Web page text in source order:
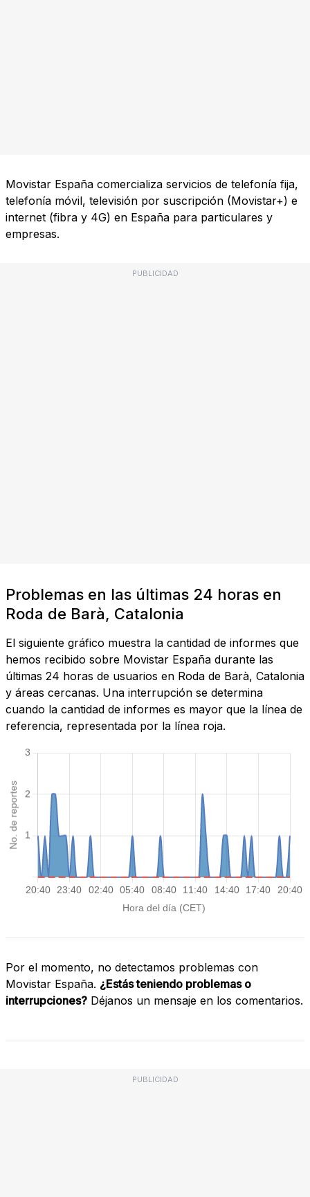
Movistar España comercializa servicios de telefonía fija,
telefonía móvil, televisión por suscripción (Movistar+) e
internet (fibra y 4G) en España para particulares y
empresas.
PUBLICIDAD
Problemas en las últimas 24 horas en
Roda de Barà, Catalonia
El siguiente gráfico muestra la cantidad de informes que
hemos recibido sobre Movistar España durante las
últimas 24 horas de usuarios en Roda de Barà, Catalonia
y áreas cercanas. Una interrupción se determina
cuando la cantidad de informes es mayor que la línea de
referencia, representada por la línea roja.
Por el momento, no detectamos problemas con
Movistar España. ¿Estás teniendo problemas o
interrupciones? Déjanos un mensaje en los comentarios.
PUBLICIDAD